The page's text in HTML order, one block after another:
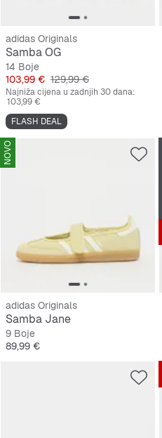
adidas Originals
Samba OG
14 Boje
Cijena
103,99 € Originalna cijena
129,99 €
Najniža cijena u zadnjih 30 dana:
103,99 €
FLASH DEAL
NOVO
adidas Originals
Samba Jane
9 Boje
Cijena
89,99 €